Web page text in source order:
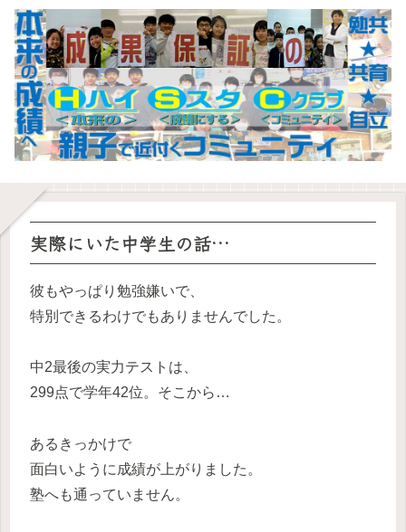
実際にいた中学生の話…
彼もやっぱり勉強嫌いで、
特別できるわけでもありませんでした。
中2最後の実力テストは、
299点で学年42位。そこから…
あるきっかけで
面白いように成績が上がりました 。
塾へも通っていません。